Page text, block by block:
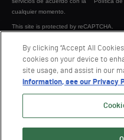
cualquier momento.
This site is protected by reCAPTCHA.
By clicking “Accept All
cookies on your device to
site usage, and assist in our
information, see our Privacy